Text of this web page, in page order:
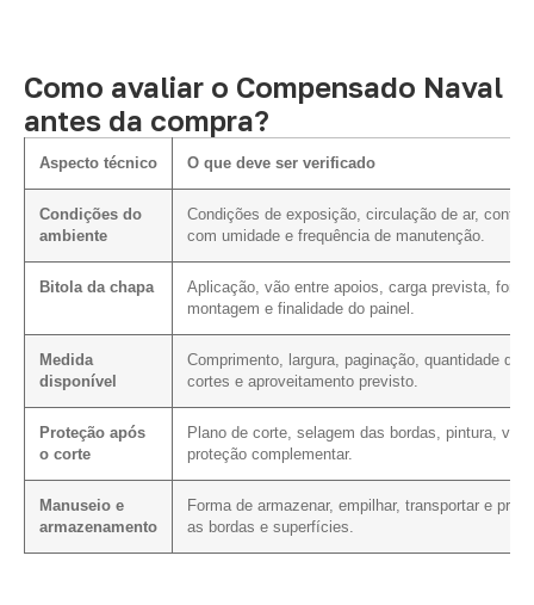
Como avaliar o Compensado Naval
antes da compra?
Aspecto técnico O que deve ser verificado
Condições do
ambiente
Condições de exposição, circulação de ar, contato
com umidade e frequência de manutenção.
Bitola da chapa
Aplicação, vão entre apoios, carga prevista,
montagem e finalidade do painel.
Medida
disponível
Comprimento, largura, paginação, quantidade de
cortes e aproveitamento previsto.
Proteção após
o corte
Plano de corte, selagem das bordas, pintura,
proteção complementar.
Manuseio e
armazenamento
Forma de armazenar, empilhar, transportar e
as bordas e superfícies.